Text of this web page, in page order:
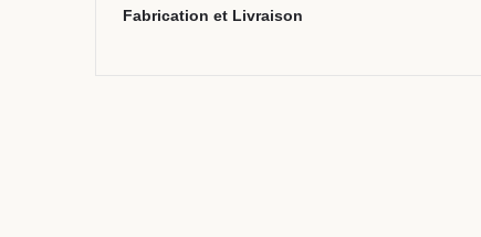
Fabrication et Livraison